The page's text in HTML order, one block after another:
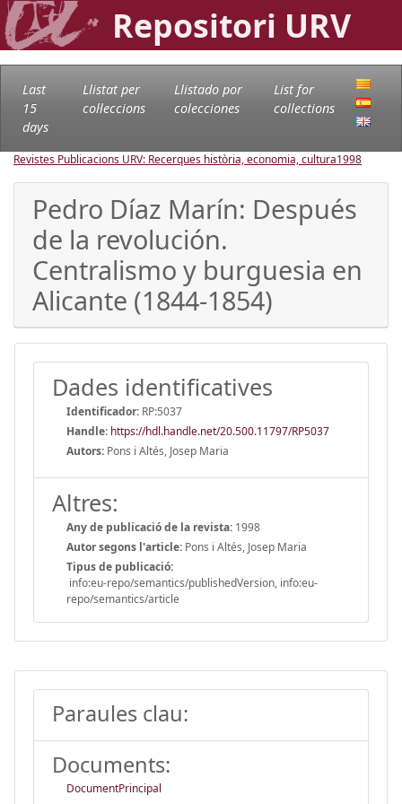
Repositori URV
Last
15
days
Llistat per
col·leccions
Llistado por
colecciones
List for
collections
Revistes Publicacions URV: Recerques història, economia, cultura1998
Pedro Díaz Marín: Después
de la revolución.
Centralismo y burguesia en
Alicante (1844-1854)
Dades identificatives
Identificador: RP:5037
Handle: https://hdl.handle.net/20.500.11797/RP5037
Autors: Pons i Altés, Josep Maria
Altres:
Any de publicació de la revista: 1998
Autor segons l'article: Pons i Altés, Josep Maria
Tipus de publicació:
info:eu-repo/semantics/publishedVersion, info:eu-
repo/semantics/article
Paraules clau:
Documents:
DocumentPrincipal